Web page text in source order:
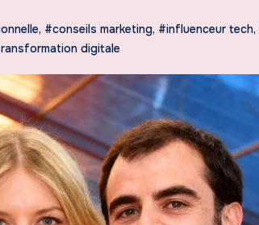
, #conseils marketing, #influenceur tech,
digitale